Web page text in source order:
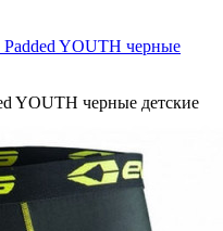
YOUTH черные
YOUTH черные детские